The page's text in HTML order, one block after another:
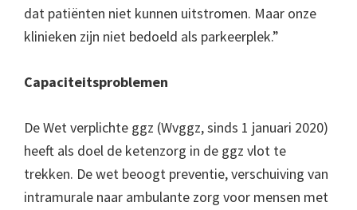
dat patiënten niet kunnen uitstromen. Maar onze
klinieken zijn niet bedoeld als parkeerplek.”
Capaciteitsproblemen
De Wet verplichte ggz (Wvggz, sinds 1 januari 2020)
heeft als doel de ketenzorg in de ggz vlot te
trekken. De wet beoogt preventie, verschuiving van
intramurale naar ambulante zorg voor mensen met